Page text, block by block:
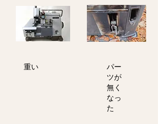
重い
パー
ツが
無く
なっ
た